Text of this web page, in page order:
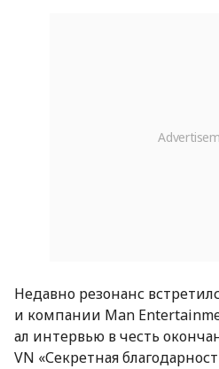
Недавно резонанс
и компании Man
ал интервью в честь
VN «Секретная